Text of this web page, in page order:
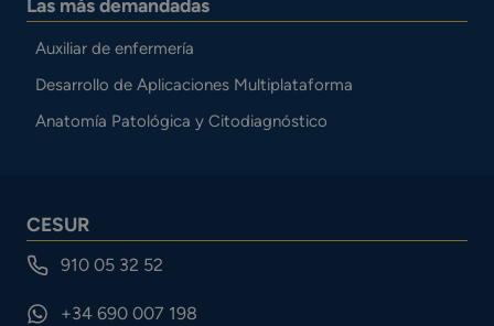
Las más demandadas
Auxiliar de enfermería
Desarrollo de Aplicaciones Multiplataforma
Anatomía Patológica y Citodiagnóstico
CESUR
910 05 32 52
+34 690 007 198